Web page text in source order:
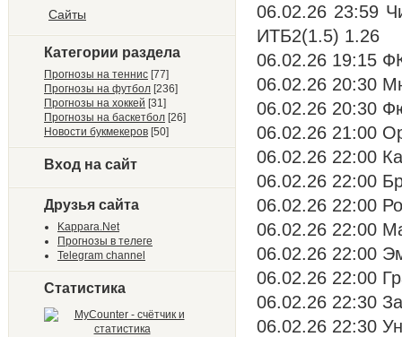
Сайты
Категории раздела
Прогнозы на теннис [77]
Прогнозы на футбол [236]
Прогнозы на хоккей [31]
Прогнозы на баскетбол [26]
Новости букмекеров [50]
Вход на сайт
Друзья сайта
Kappara.Net
Прогнозы в телеге
Telegram channel
Статистика
06.02.26 23:59
ИТБ2(1.5) 1.26
06.02.26 19:15
06.02.26 20:30
06.02.26 20:30
06.02.26 21:00
06.02.26 22:00
06.02.26 22:00
06.02.26 22:00
06.02.26 22:00
06.02.26 22:00
06.02.26 22:00
06.02.26 22:30
06.02.26 22:30